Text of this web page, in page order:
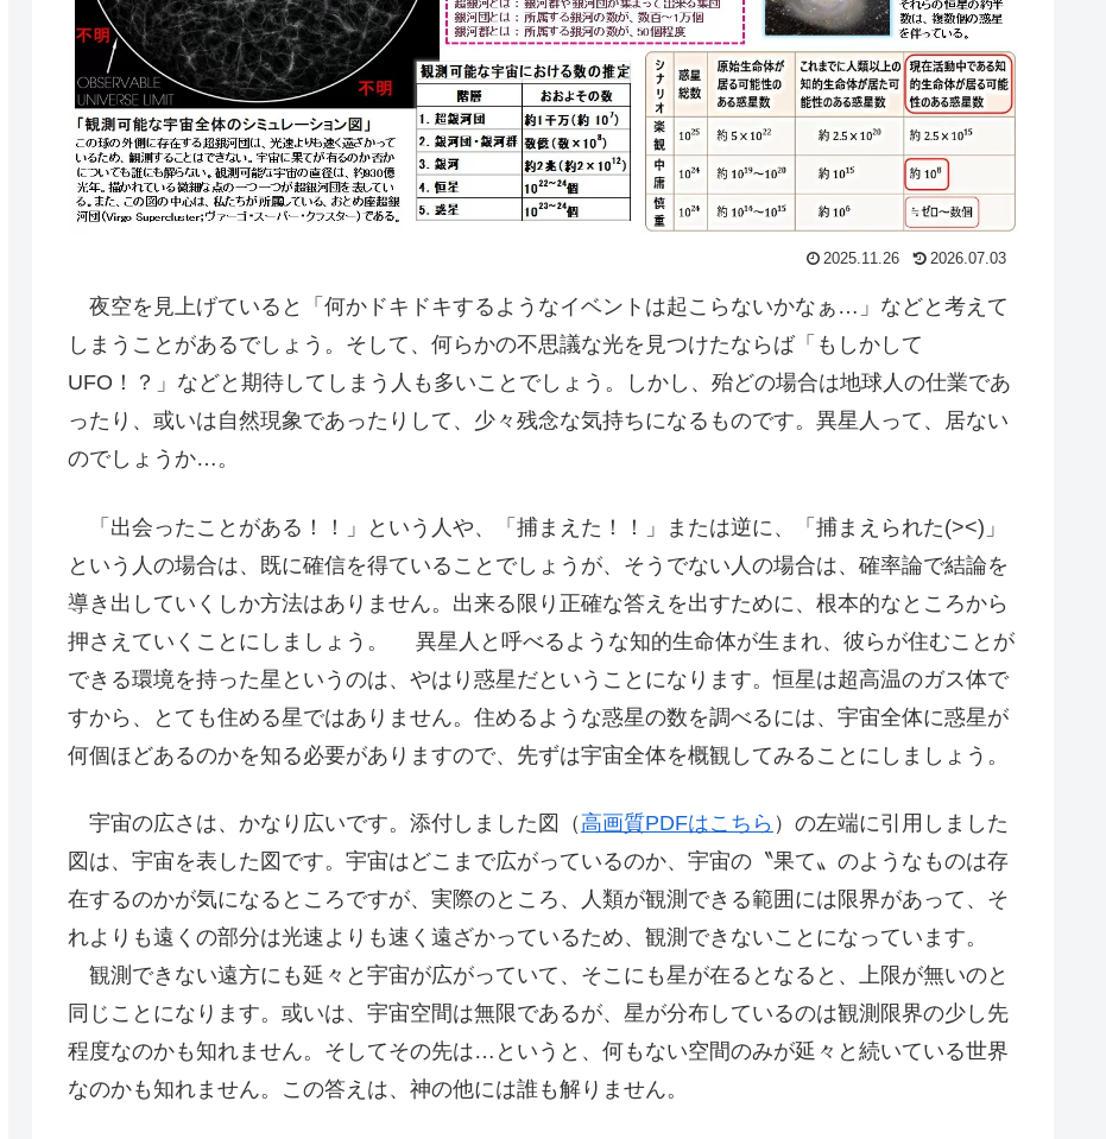
2025.11.26 2026.07.03
夜空を見上げていると「何かドキドキするようなイベントは起こらないかなぁ…」などと考えて
しまうことがあるでしょう。そして、何らかの不思議な光を見つけたならば「もしかして
UFO！？」などと期待してしまう人も多いことでしょう。しかし、殆どの場合は地球人の仕業であ
ったり、或いは自然現象であったりして、少々残念な気持ちになるものです。異星人って、居ない
のでしょうか…。
「出会ったことがある！！」という人や、「捕まえた！！」または逆に、「捕まえられた(><)」
という人の場合は、既に確信を得ていることでしょうが、そうでない人の場合は、確率論で結論を
導き出していくしか方法はありません。出来る限り正確な答えを出すために、根本的なところから
押さえていくことにしましょう。 異星人と呼べるような知的生命体が生まれ、彼らが住むことが
できる環境を持った星というのは、やはり惑星だということになります。恒星は超高温のガス体で
すから、とても住める星ではありません。住めるような惑星の数を調べるには、宇宙全体に惑星が
何個ほどあるのかを知る必要がありますので、先ずは宇宙全体を概観してみることにしましょう。
宇宙の広さは、かなり広いです。添付しました図（ 高画質PDFはこちら ）の左端に引用しました
図は、宇宙を表した図です。宇宙はどこまで広がっているのか、宇宙の〝果て〟のようなものは存
在するのかが気になるところですが、実際のところ、人類が観測できる範囲には限界があって、そ
れよりも遠くの部分は光速よりも速く遠ざかっているため、観測できないことになっています。
観測できない遠方にも延々と宇宙が広がっていて、そこにも星が在るとなると、上限が無いのと
同じことになります。或いは、宇宙空間は無限であるが、星が分布しているのは観測限界の少し先
程度なのかも知れません。そしてその先は…というと、何もない空間のみが延々と続いている世界
なのかも知れません。この答えは、神の他には誰も解りません。